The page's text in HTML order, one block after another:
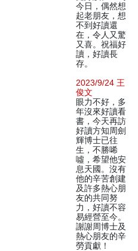
今日，偶然想
起老朋友，想
不到好讀還
在，令人又驚
又喜。祝福好
讀，好讀長
存。
2023/9/24 王
俊文
眼力不好，多
年沒來好讀看
書，今天再訪
好讀方知周劍
輝博士已往
生，不勝唏
噓，希望他安
息天國。沒有
他的辛苦創建
及許多熱心朋
友的共同努
力，好讀不容
易經營至今。
謝謝周博士及
熱心朋友的辛
勞貢獻！